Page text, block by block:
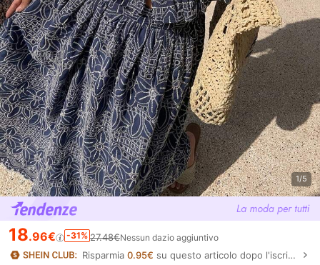
1/5
18.96€ -31% 27.48€Nessun dazio aggiuntivo
Risparmia0.95€ su questo articolo dopo l'iscrizione.